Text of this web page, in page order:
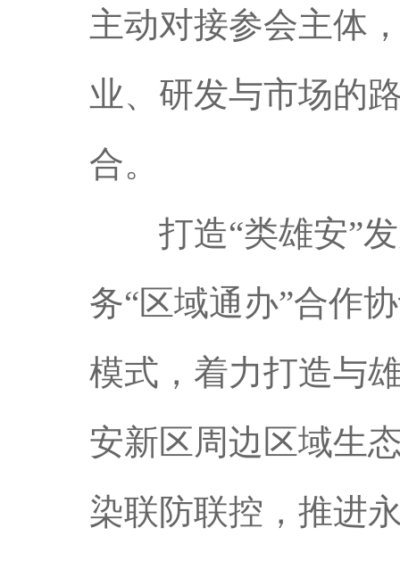
主动对接参会主体
业、研发与市场的
合。
打造“类雄安”发
务“区域通办”合作
模式，着力打造与
安新区周边区域生
染联防联控，推进